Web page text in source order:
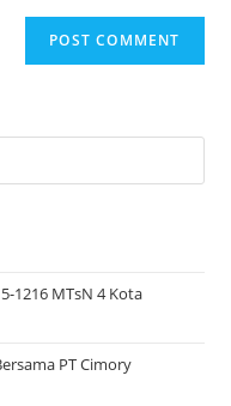
1216 MTsN 4 Kota
PT Cimory